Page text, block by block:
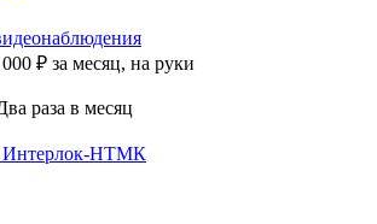
000 ₽ за месяц, на руки
раза в месяц
НТМК